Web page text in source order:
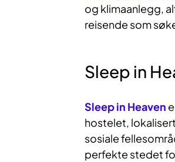
og klimaanlegg,
reisende som
Sleep in
Sleep in Heaven
hostelet,
sosiale
perfekte stedet